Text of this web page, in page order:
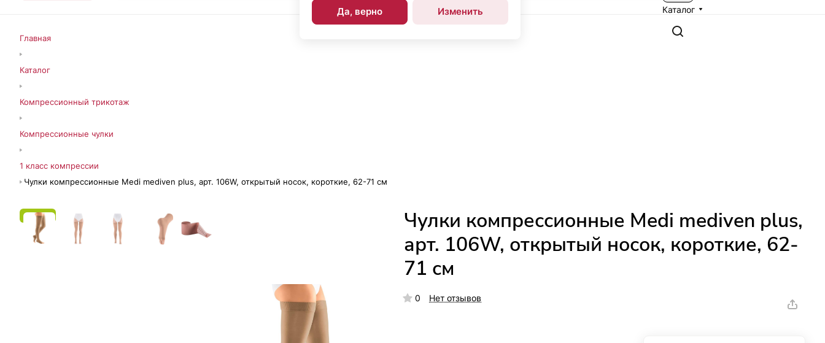
Да, верно Изменить Каталог
Главная
Каталог
Компрессионный трикотаж
Компрессионные чулки
1 класс компрессии
Чулки компрессионные Medi mediven plus, арт. 106W, открытый носок, короткие, 62-71 см
ЭС СФР
Чулки компрессионные Medi mediven plus,
арт. 106W, открытый носок, короткие, 62-
71 см
0 Нет отзывов